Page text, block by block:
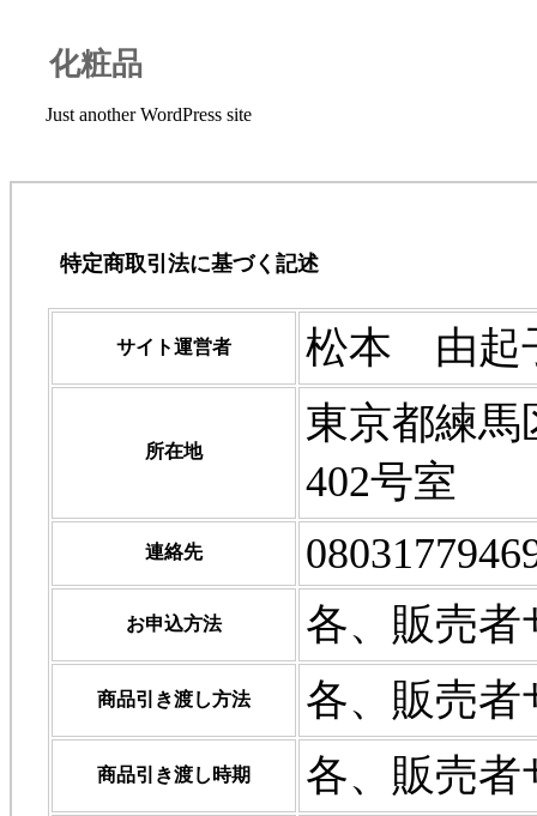
化粧品
Just another WordPress site
特定商取引法に基づく記述
サイト運営者 松本 由起
所在地
東京都練馬
402号室
連絡先
お申込方法 各、販売
商品引き渡し方法 各、販売
商品引き渡し時期 各、販売